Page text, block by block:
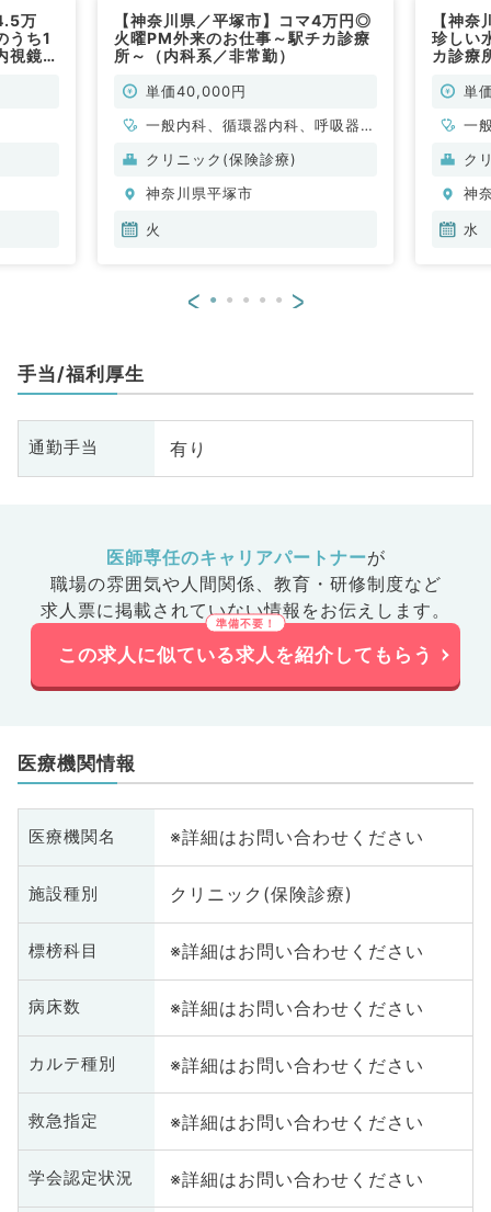
万
うち1
視鏡検
【神奈川県／平塚市】コマ4万円◎
火曜PM外来のお仕事～駅チカ診療
所～（内科系／非常勤）
単価40,000円
一般内科、循環器内科、呼吸器内
科、消化器内科、内分泌・代謝内
クリニック(保険診療)
神奈川県平塚市
火
【神
珍しい
カ診療
単
一
科
ク
神
水
< >
手当/福利厚生
通勤手当 有り
医師専任のキャリアパートナーが
職場の雰囲気や人間関係、 教育・研修制度など
求人票に掲載されていない情報をお伝えします。
この求人に似ている求人を紹介してもらう
医療機関情報
医療機関名 ※詳細はお問い合わせください
施設種別 クリニック(保険診療)
標榜科目 ※詳細はお問い合わせください
病床数 ※詳細はお問い合わせください
カルテ種別 ※詳細はお問い合わせください
救急指定 ※詳細はお問い合わせください
学会認定状況 ※詳細はお問い合わせください